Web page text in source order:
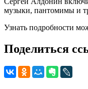
музыки, пантомимы и
Узнать подробности
Поделиться